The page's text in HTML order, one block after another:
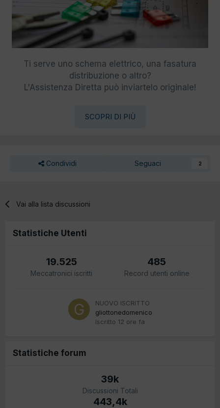
Ti serve uno schema elettrico, una fasatura
distribuzione o altro?
L'Assistenza Diretta può inviartelo originale!
SCOPRI DI PIÙ
Condividi Seguaci 2
Vai alla lista discussioni
Statistiche Utenti
19.525
Meccatronici iscritti
485
Record utenti online
NUOVO ISCRITTO
gliottonedomenico
Iscritto 12 ore fa
Statistiche forum
39k
Discussioni Totali
443,4k